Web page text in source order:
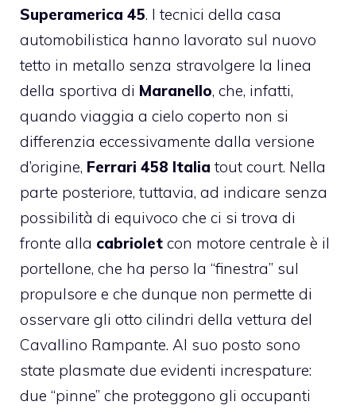
Superamerica 45. I tecnici della casa
automobilistica hanno lavorato sul nuovo
tetto in metallo senza stravolgere la linea
della sportiva di Maranello, che, infatti,
quando viaggia a cielo coperto non si
differenzia eccessivamente dalla versione
d’origine, Ferrari 458 Italia tout court. Nella
parte posteriore, tuttavia, ad indicare senza
possibilità di equivoco che ci si trova di
fronte alla cabriolet con motore centrale è il
portellone, che ha perso la “finestra” sul
propulsore e che dunque non permette di
osservare gli otto cilindri della vettura del
Cavallino Rampante. Al suo posto sono
state plasmate due evidenti increspature:
due “pinne” che proteggono gli occupanti